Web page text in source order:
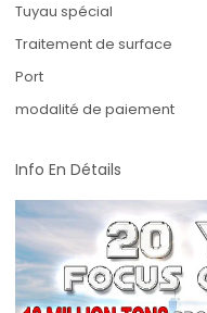
Tuyau spécial
Traitement de surface
Port
modalité de paiement
Info En Détails